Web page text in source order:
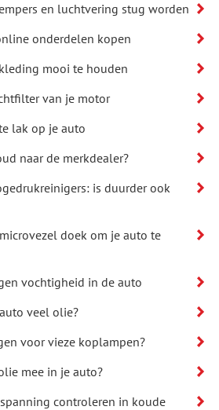
en luchtvering stug worden
onderdelen kopen
mooi te houden
van je motor
lak op je auto
naar de merkdealer?
is duurder ook
doek om je auto te
vochtigheid in de auto
veel olie?
voor vieze koplampen?
mee in je auto?
controleren in koude